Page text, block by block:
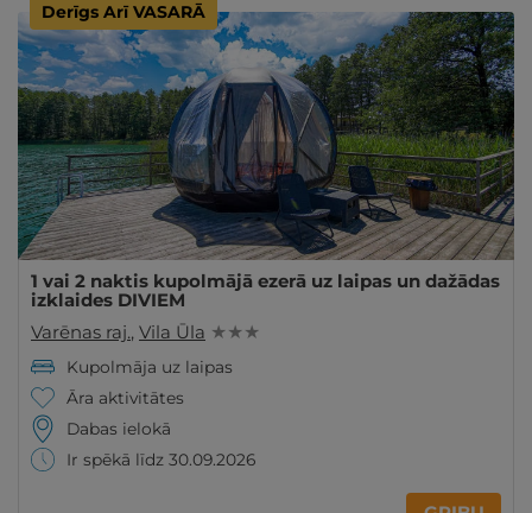
atpūtai katrā sezonā, izklaidi brīvā dabā: basketbolu,
smaiļošanu, velosipēdus, motorollerus, jāšanu un
daudz ko citu. Jūs varat apmesties viesnīcā,
privātmājā vai kupolmājā un baudīt gardas maltītes
restorānā.
Derīgs Arī VASARĀ
1 vai 2 naktis kupolmājā ezerā uz laipas un dažādas
izklaides DIVIEM
Varēnas raj., Vila Ūla ★ ★ ★
Kupolmāja uz laipas
Āra aktivitātes
Dabas ielokā
Ir spēkā līdz 30.09.2026